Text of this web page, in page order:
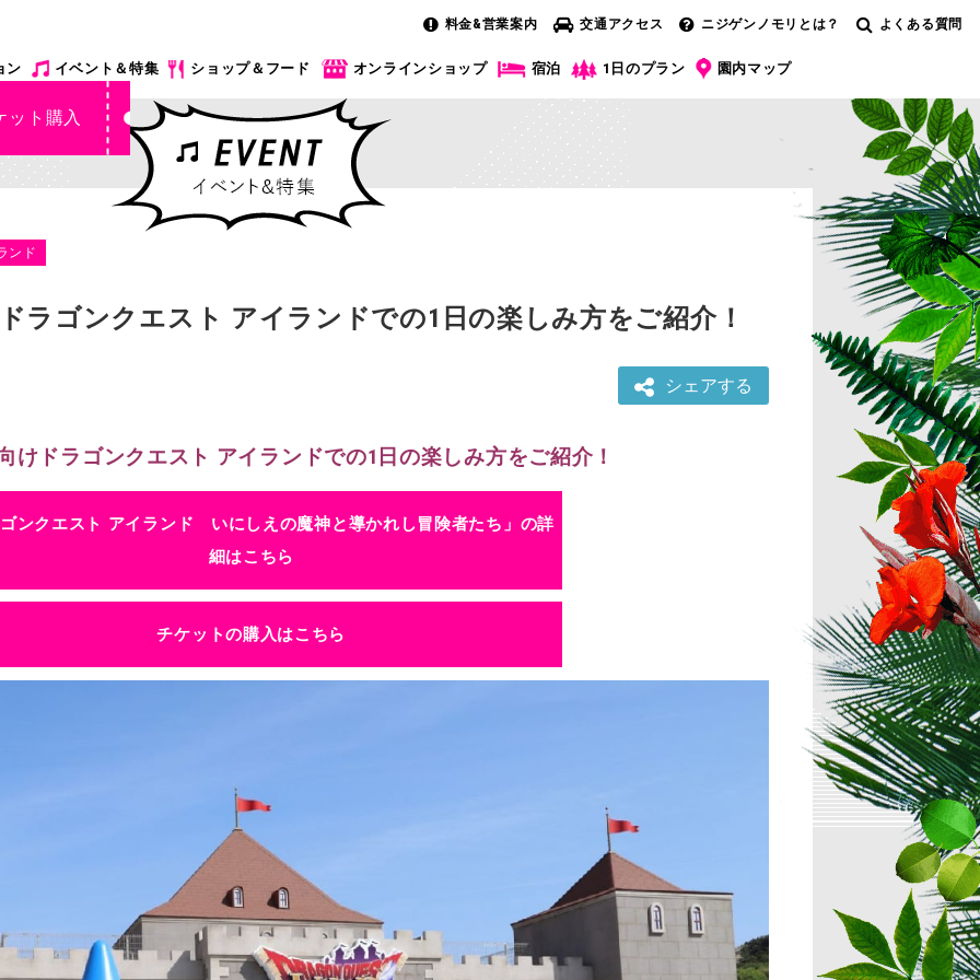
料金&営業案内 交通アクセス ニジゲンノモリとは？ よくある質問
ン イベント＆特集 ショップ＆フード オンラインショップ 宿泊 1日のプラン 園内マップ
ット購入
ンド
ラゴンクエスト アイランドでの1日の楽しみ方をご紹介！
シェアする
けドラゴンクエスト アイランドでの1日の楽しみ方をご紹介！
ンクエスト アイランド いにしえの魔神と導かれし冒険者たち 」の詳
細はこちら
チケットの購入はこちら